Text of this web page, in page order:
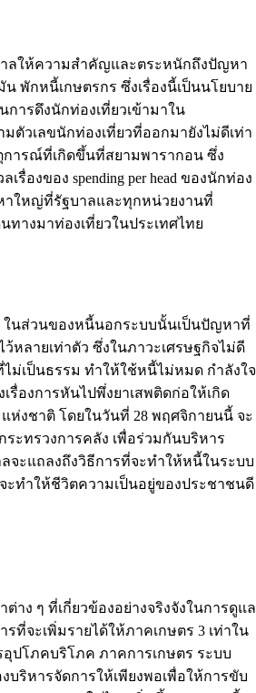
าลให้ความสำคัญและตระหนักถึงปัญหา
พักหนี้เกษตรกร ซึ่งเรื่องนี้เป็นนโยบาย
การดึงนักท่องเที่ยวเข้ามาใน
ตัวเลขนักท่องเที่ยวที่ออกมายังไม่ดีเท่า
การณ์ที่เกิดขึ้นที่สยามพารากอน ซึ่ง
องของ spending per head ของนักท่อง
หาใหญ่ที่รัฐบาลและทุกหน่วยงานที่
างมาท่องเที่ยวในประเทศไทย
ในส่วนของหนี้นอกระบบนั้นเป็นปัญหาที่
ลายเท่าตัว ซึ่งในภาวะเศรษฐกิจไม่ดี
ม่เป็นธรรม ทำให้ใช้หนี้ไม่หมด กำลังใจ
องการหันไปพึ่งยาเสพติดก่อให้เกิด
งชาติ โดยในวันที่ 28 พฤศจิกายนนี้ จะ
ะทรวงการคลัง เพื่อร่วมกันบริหาร
จะแถลงถึงวิธีการที่จะทำให้หนี้ในระบบ
ทำให้ชีวิตความเป็นอยู่ของประชาชนดี
ง ๆ ที่เกี่ยวข้องอย่างจริงจังในการดูแล
ที่จะเพิ่มรายได้ให้ภาคเกษตร 3 เท่าใน
ปโภคบริโภค ภาคการเกษตร ระบบ
ริหารจัดการให้เพียงพอเพื่อให้การขับ